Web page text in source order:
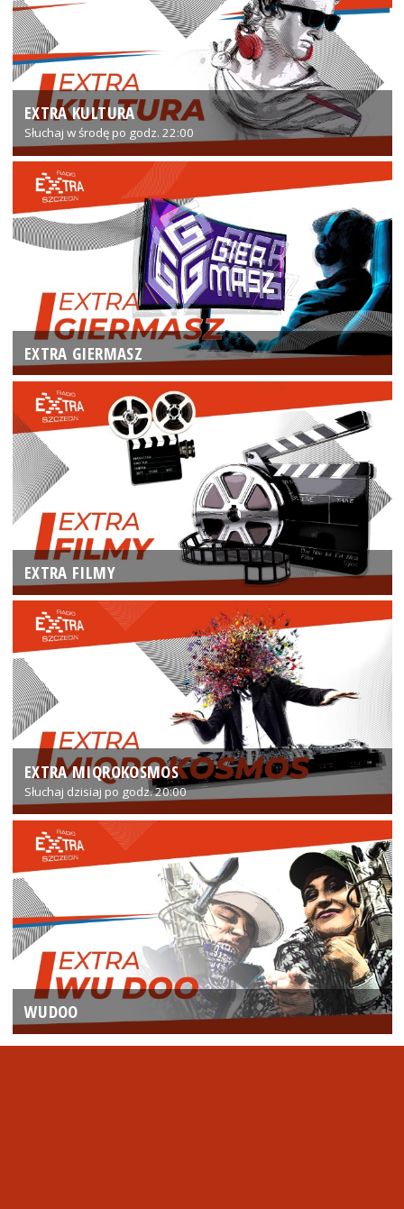
EXTRA KULTURA
Słuchaj w środę po godz. 22:00
EXTRA GIERMASZ
EXTRA FILMY
EXTRA MIQROKOSMOS
Słuchaj dzisiaj po godz. 20:00
WUDOO